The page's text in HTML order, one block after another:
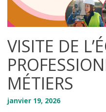
VISITE DE
MÉTIERS
janvier 19, 2026